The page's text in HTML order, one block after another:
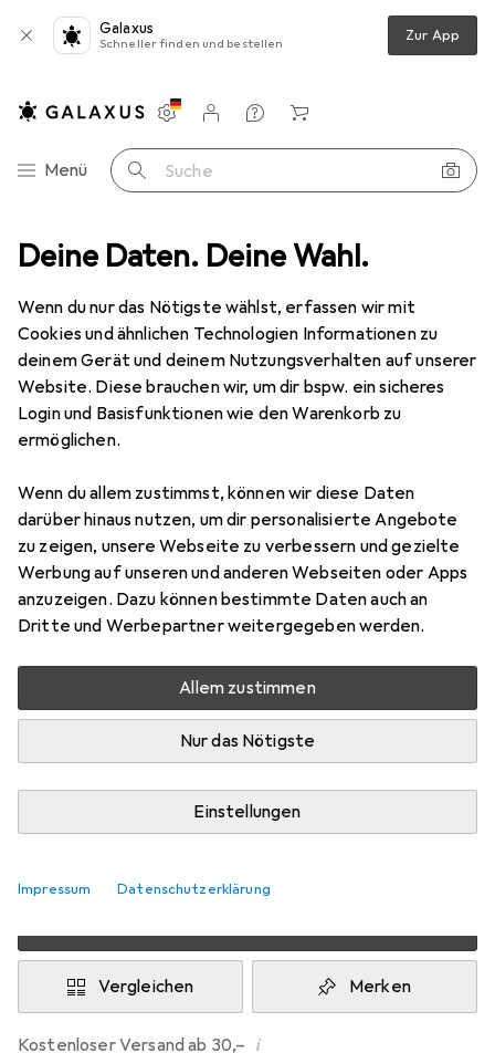
Deine Daten. Deine Wahl.
Wenn du nur das Nötigste wählst, erfassen wir mit
Cookies und ähnlichen Technologien Informationen zu
deinem Gerät und deinem Nutzungsverhalten auf unserer
Website. Diese brauchen wir, um dir bspw. ein sicheres
Login und Basisfunktionen wie den Warenkorb zu
ermöglichen.
Wenn du allem zustimmst, können wir diese Daten
darüber hinaus nutzen, um dir personalisierte Angebote
zu zeigen, unsere Webseite zu verbessern und gezielte
Werbung auf unseren und anderen Webseiten oder Apps
anzuzeigen. Dazu können bestimmte Daten auch an
Dritte und Werbepartner weitergegeben werden.
Allem zustimmen
Nur das Nötigste
Einstellungen
Impressum Datenschutzerklärung
Galaxus
Schneller finden und bestellen Zur App
Navigation nach Kategorien
Menü Suche
Einstellungen
Kundenkonto
Vergleichslisten
Merklisten
Warenkorb
Gigabit Lan Kabel RJ45 - Patchkabel - komp. CAT.5 CAT.6 CAT.8
7 Bilder
PrimewireCAT.7 Netzwerkkabel flach
- Ethernet Gigabit Lan Kabel RJ45 -
Patchkabel - komp. CAT.5 CAT.6 CAT.8
U/FTP, CAT7, 20 m
Preis in EUR inkl. MwSt.
EUR
15,95
Bewertungen Marke
Zwischen Mi, 12.8. und Di, 18.8. geliefert
Mehr als 10 Stück an Lager beim Drittanbieter
Lieferort angeben für genaue Lieferzeit
Angebot von i
Vergleichen Merken
Kostenloser Versand ab 30,– i